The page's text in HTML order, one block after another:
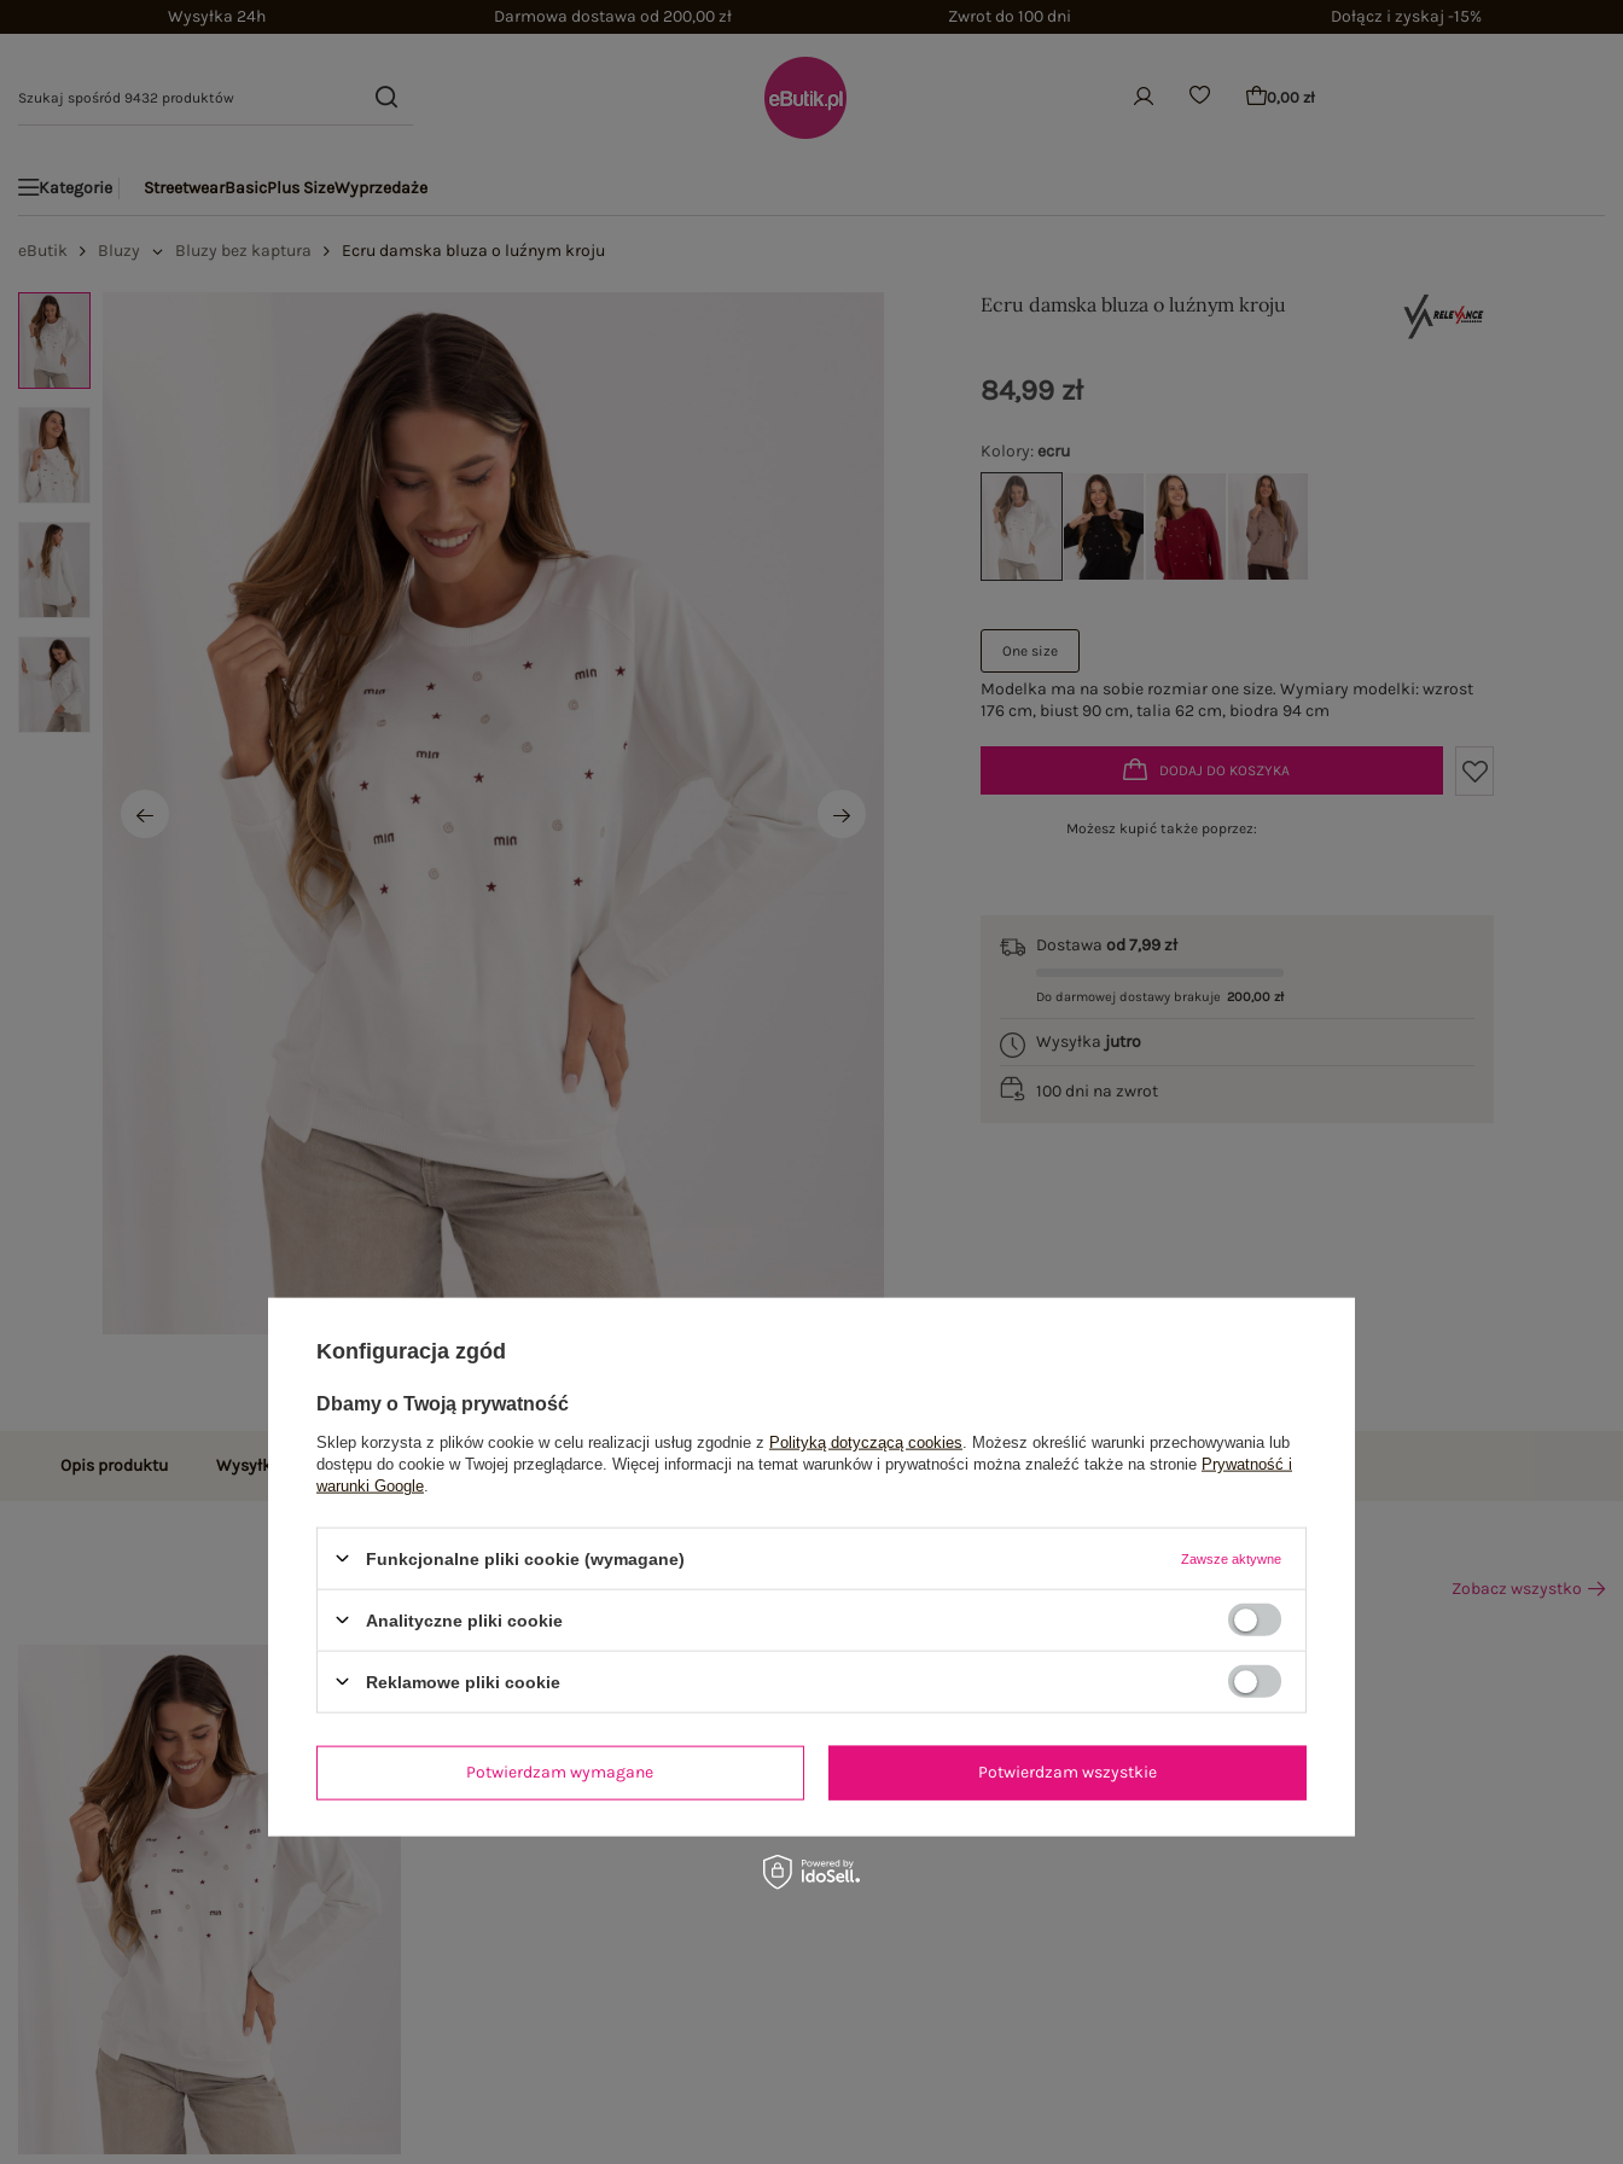
Wysyłka 24h Darmowa dostawa od 200,00 zł Zwrot do 100 dni Dołącz i zyskaj -15%
0,00 zł
Kategorie StreetwearBasicPlus SizeWyprzedaże
eButik Bluzy Bluzy bez kaptura Ecru damska bluza o luźnym kroju
Ecru damska bluza o luźnym kroju
Kolory: ecru
One size
Modelka ma na sobie rozmiar one size. Wymiary modelki: wzrost
176 cm, biust 90 cm, talia 62 cm, biodra 94 cm
84,99 zł
DODAJ DO KOSZYKA
Możesz kupić także poprzez:
Dostawaod 7,99 zł
Do darmowej dostawy brakuje 200,00 zł
Wysyłka jutro
100 dni na zwrot
Opis produktu Wysyłka i dostawa Zwroty i reklamacje Opinie o produkcie(0)
Zobacz wszystko
Konfiguracja zgód
Dbamy o Twoją prywatność
Sklep korzysta z plików cookie w celu realizacji usług zgodnie z Polityką dotyczącą cookies . Możesz określić warunki przechowywania lub
dostępu do cookie w Twojej przeglądarce. Więcej informacji na temat warunków i prywatności można znaleźć także na stronie Prywatność i
warunki Google
Funkcjonalne pliki cookie (wymagane) Zawsze aktywne
Analityczne pliki cookie
Reklamowe pliki cookie
Potwierdzam wymagane Potwierdzam wszystkie